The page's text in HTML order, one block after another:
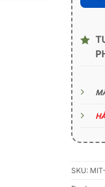
SKU: